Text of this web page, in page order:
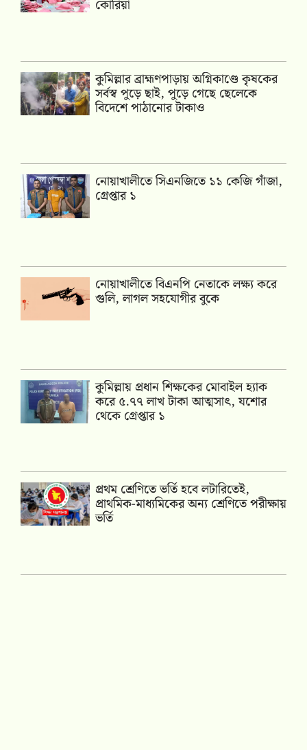
কোরিয়া
কুমিল্লার ব্রাহ্মণপাড়ায় অগ্নিকাণ্ডে কৃষকের
সর্বস্ব পুড়ে ছাই, পুড়ে গেছে ছেলেকে
বিদেশে পাঠানোর টাকাও
নোয়াখালীতে সিএনজিতে ১১ কেজি গাঁজা,
গ্রেপ্তার ১
নোয়াখালীতে বিএনপি নেতাকে লক্ষ্য করে
গুলি, লাগল সহযোগীর বুকে
কুমিল্লায় প্রধান শিক্ষকের মোবাইল হ্যাক
করে ৫.৭৭ লাখ টাকা আত্মসাৎ, যশোর
থেকে গ্রেপ্তার ১
প্রথম শ্রেণিতে ভর্তি হবে লটারিতেই,
প্রাথমিক-মাধ্যমিকের অন্য শ্রেণিতে পরীক্ষায়
ভর্তি